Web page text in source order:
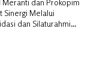
Meranti dan Prokopim
Sinergi Melalui
dan Silaturahmi